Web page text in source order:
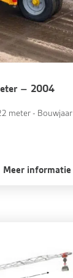
– 2004
meter - Bouwjaar
Meer informatie